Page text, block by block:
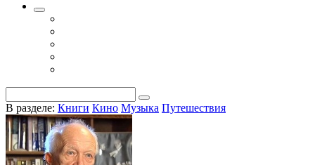
В разделе: Книги Кино Музыка Путешествия